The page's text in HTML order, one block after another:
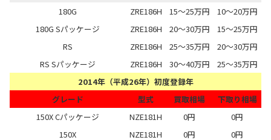
180G
ZRE186H 15～25万円
10～20万円
180G Sパッケージ
ZRE186H 20～30万円
15～25万円
RS
ZRE186H 25～35万円
20～30万円
RS Sパッケージ
ZRE186H 30～40万円
25～35万円
2014年（平成26年）初度登録年
グレード
型式 買取相場
下取り相場
150X Cパッケージ
NZE181H 0円
0円
150X
NZE181H 0円
0円